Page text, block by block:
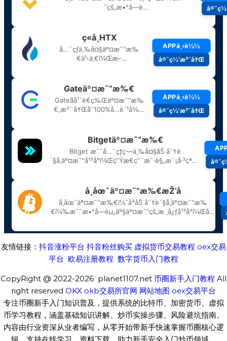
友情链接： 抖音涨粉平台 抖音粉丝购买 虚拟货币交易教程 oex交易
平台 欧易注册教程 数字货币入门教程
CopyRight @ 2022-2026 planet1107.net 币圈新手入门教程 All
right reserved OKX okb交易所官网 网站地图 oex交易平台
专注币圈新手入门知识普及，提供系统的比特币、加密货币、虚拟
币学习教程，涵盖基础知识讲解、炒币实操步骤、风险避坑指南。
内容由行业资深从业者编写，从零开始带新手快速掌握币圈核心逻